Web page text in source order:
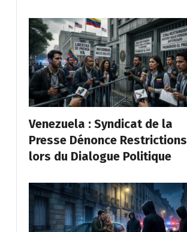
Venezuela : Syndicat de la
Presse Dénonce Restrictions
lors du Dialogue Politique